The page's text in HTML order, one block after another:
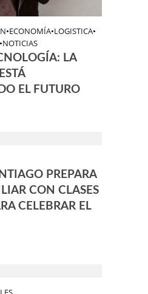
•ECONOMÍA•LOGISTICA•
•NOTICIAS
LA
EL FUTURO
PREPARA
CON CLASES
CELEBRAR EL